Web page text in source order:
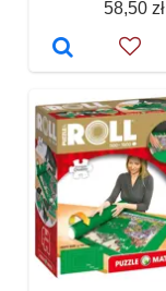
58,50 zł